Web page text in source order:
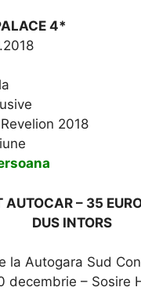
4*
2018
AUTOCAR – 35
DUS INTORS
la Autogara Sud
decembrie – Sosire